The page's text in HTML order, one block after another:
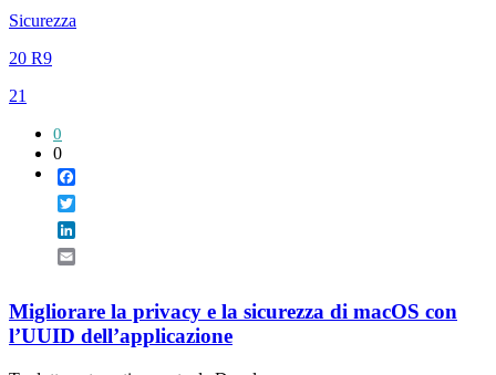
Sicurezza
20 R9
21
0
0
Migliorare la privacy e la sicurezza di macOS con
l’UUID dell’applicazione